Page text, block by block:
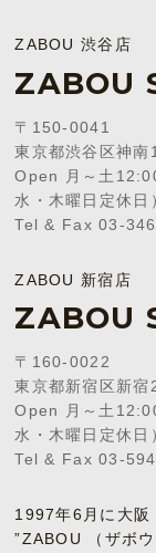
ZABOU 渋谷店
ZABOU
〒150-0041
東京都渋谷区神
Open 月～土
水・木曜日定休日
Tel & Fax 03-
ZABOU 新宿店
ZABOU
〒160-0022
東京都新宿区新
Open 月～土
水・木曜日定休日
Tel & Fax 03-
1997年6月に大阪
”ZABOU （ザボ